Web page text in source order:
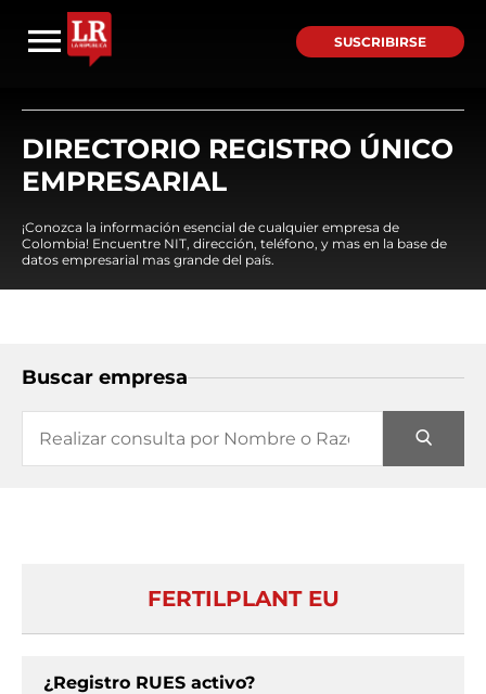
SUSCRIBIRSE
DIRECTORIO REGISTRO ÚNICO
EMPRESARIAL
¡Conozca la información esencial de cualquier empresa de
Colombia! Encuentre NIT, dirección, teléfono, y mas en la base de
datos empresarial mas grande del país.
Buscar empresa
FERTILPLANT EU
¿Registro RUES activo?